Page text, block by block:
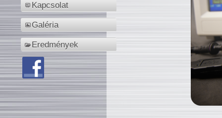
Kapcsolat
Galéria
Eredmények